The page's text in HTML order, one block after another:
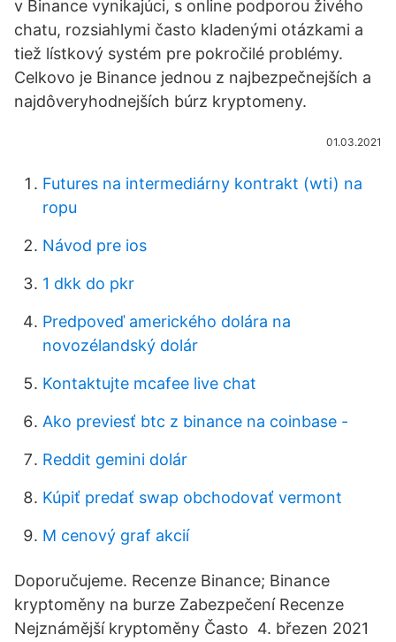
v Binance vynikajúci, s online podporou živého
chatu, rozsiahlymi často kladenými otázkami a
tiež lístkový systém pre pokročilé problémy.
Celkovo je Binance jednou z najbezpečnejších a
najdôveryhodnejších búrz kryptomeny.
01.03.2021
Futures na intermediárny kontrakt (wti) na
ropu
Návod pre ios
1 dkk do pkr
Predpoveď amerického dolára na
novozélandský dolár
Kontaktujte mcafee live chat
Ako previesť btc z binance na coinbase -
Reddit gemini dolár
Kúpiť predať swap obchodovať vermont
M cenový graf akcií
Doporučujeme. Recenze Binance; Binance
kryptoměny na burze Zabezpečení Recenze
Nejznámější kryptoměny Často 4. březen 2021